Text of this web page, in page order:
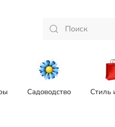
Садоводство Стиль